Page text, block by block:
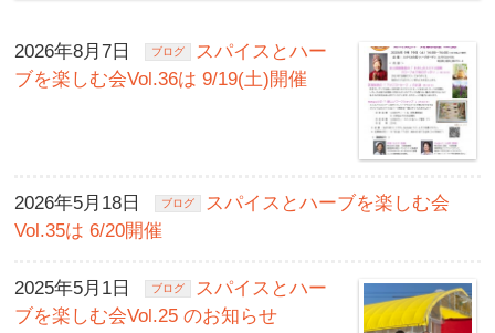
2026年8月7日 ブログ
スパイスとハー
ブを楽しむ会Vol.36は 9/19(土)開催
2026年5月18日 ブログ
スパイスとハーブを楽しむ会
Vol.35は 6/20開催
2025年5月1日 ブログ
スパイスとハー
ブを楽しむ会Vol.25 のお知らせ